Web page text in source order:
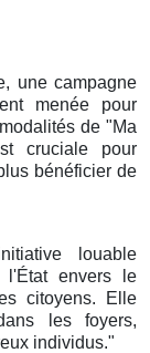
une campagne
menée pour
de "Ma
cruciale pour
bénéficier de
louable
l'État envers le
citoyens. Elle
les foyers,
individus."